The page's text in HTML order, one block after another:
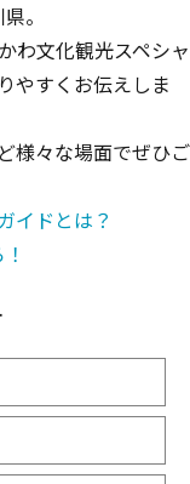
。
わ文化観光スペシャ
やすくお伝えしま
様々な場面でぜひご
イドとは？